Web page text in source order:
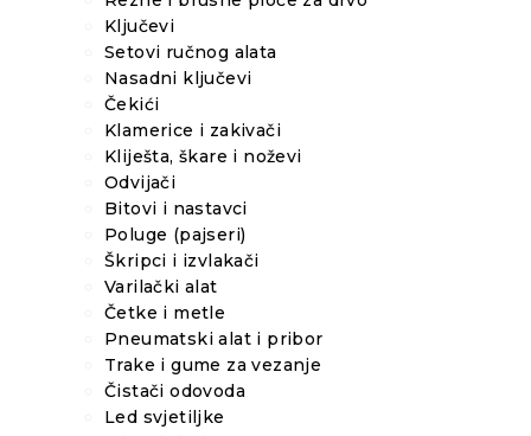
Ključevi
Setovi ručnog alata
Nasadni ključevi
Čekići
Klamerice i zakivači
Kliješta, škare i noževi
Odvijači
Bitovi i nastavci
Poluge (pajseri)
Škripci i izvlakači
Varilački alat
Četke i metle
Pneumatski alat i pribor
Trake i gume za vezanje
Čistači odovoda
Led svjetiljke